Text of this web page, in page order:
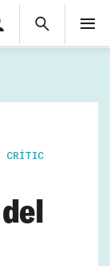
Cerca
privada